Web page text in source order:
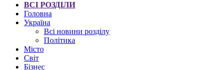
ВСІ РОЗДІЛИ
Головна
Україна
Всі новини розділу
Політика
Місто
Світ
Бізнес